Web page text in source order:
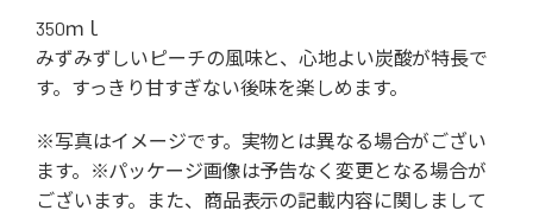
350ｍｌ
みずみずしいピーチの風味と、心地よい炭酸が特長で
す。すっきり甘すぎない後味を楽しめます。
※写真はイメージです。実物とは異なる場合がござい
ます。※パッケージ画像は予告なく変更となる場合が
ございます。また、商品表示の記載内容に関しまして